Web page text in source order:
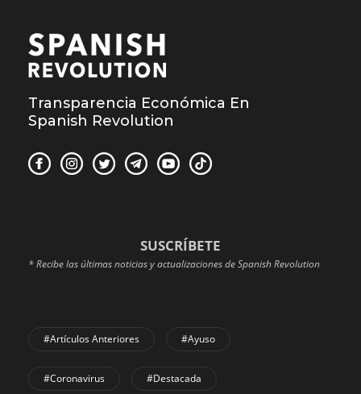
Transparencia Económica En
Spanish Revolution
SUSCRÍBETE
* Recibe las últimas noticias y actualizaciones de Spanish Revolution
#Artículos Anteriores #Ayuso
#coronavirus #Destacada